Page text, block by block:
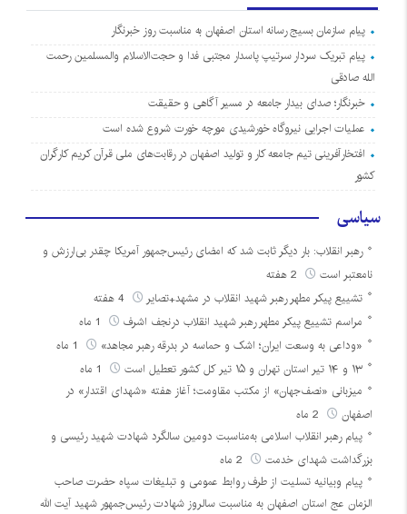
پیام سازمان بسیج رسانه استان اصفهان به مناسبت روز خبرنگار
پیام تبریک سردار سرتیپ پاسدار مجتبی فدا و حجت‌الاسلام والمسلمین رحمت
الله صادقی
خبرنگار؛ صدای بیدار جامعه در مسیر آگاهی و حقیقت
عملیات اجرایی نیروگاه خورشیدی مورچه خورت شروع شده است
افتخارآفرینی تیم جامعه کار و تولید اصفهان در رقابت‌های ملی قرآن کریم کارگران
کشور
سیاسی
رهبر انقلاب: بار دیگر ثابت شد که امضای رئیس‌جمهور آمریکا چقدر بی‌ارزش و
نامعتبر است
تشییع پیکر مطهر رهبر شهید انقلاب در مشهد+تصایر
مراسم تشییع پیکر مطهر رهبر شهید انقلاب درنجف اشرف
«وداعی به وسعت ایران؛ اشک و حماسه در بدرقه رهبر مجاهد»
۱۳ و ۱۴ تیر استان تهران و ۱۵ تیر کل کشور تعطیل است
میزبانی «نصف‌جهان» از مکتب مقاومت؛ آغاز هفته «شهدای اقتدار» در
اصفهان
پیام رهبر انقلاب اسلامی به‌مناسبت دومین سالگرد شهادت شهید رئیسی و
بزرگداشت شهدای خدمت
پیام وبیانیه تسلیت از طرف روابط عمومی و تبلیغات سپاه حضرت صاحب
الزمان عج استان اصفهان به مناسبت سالروز شهادت رئیس‌جمهور شهید آیت الله